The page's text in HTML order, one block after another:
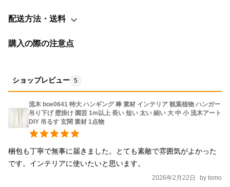
配送方法・送料
購入の際の注意点
ショップレビュー 5
流木 boe0641 特大 ハンギング 棒 素材 インテリア 観葉植物 ハンガー
吊り下げ 壁掛け 園芸 1m以上 長い 短い 太い 細い 大 中 小 流木アート
DIY 吊るす 玄関 素材 1点物
梱包も丁寧で無事に届きました。とても素敵で雰囲気がよかった
です。インテリアに使いたいと思います。
2026年2月22日 by tomo